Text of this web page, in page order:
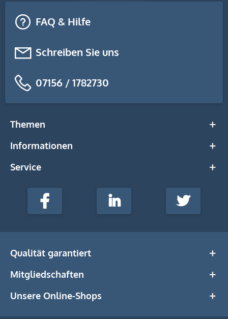
FAQ & Hilfe
Schreiben Sie uns
07156 / 1782730
Themen
Informationen
Service
stempel-
Media
Facebook LinkedIn Twitter
Qualität garantiert
Mitgliedschaften
Unsere Online-Shops